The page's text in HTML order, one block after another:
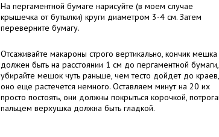
На пергаментной бумаге нарисуйте (в моем случае
крышечка от бутылки) круги диаметром 3-4 см. Затем
переверните бумагу.
Отсаживайте макароны строго вертикально, кончик мешка
должен быть на расстоянии 1 см до пергаментной бумаги,
убирайте мешок чуть раньше, чем тесто дойдет до краев,
оно еще растечется немного. Оставляем минут на 20 их
просто постоять, они должны покрыться корочкой,
пальцем верхушка должна быть гладкой.